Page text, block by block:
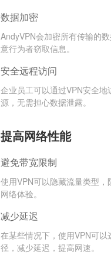
数据加密
AndyVPN会加密所有传输的
意行为者窃取信息。
安全远程访问
企业员工可以通过VPN安全地
源，无需担心数据泄露。
提高网络性能
避免带宽限制
使用VPN可以隐藏流量类型
网络体验。
减少延迟
在某些情况下，使用VPN可以
径，减少延迟，提高网速。